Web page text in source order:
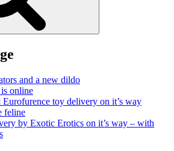
and a new dildo
online
toy delivery on it’s way
feline
by Exotic Erotics on it’s way – with